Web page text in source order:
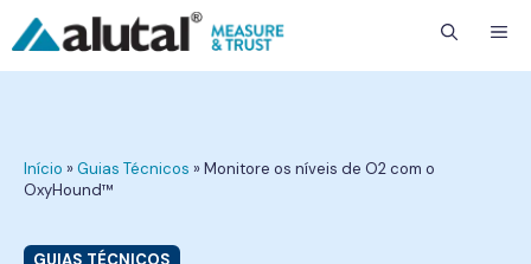
Início »Guias Técnicos »Monitore os níveis de O2 com o
OxyHound™
GUIAS TÉCNICOS